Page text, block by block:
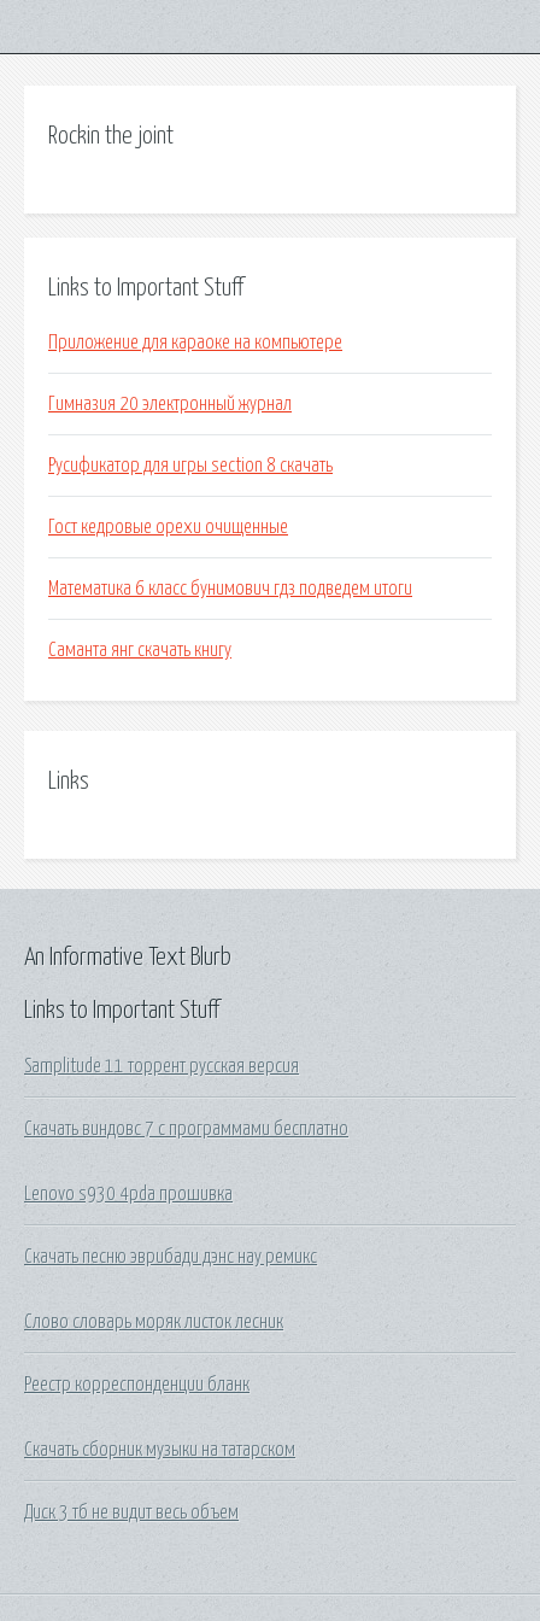
Rockin the joint
Links to Important Stuff
Приложение для караоке на компьютере
Гимназия 20 электронный журнал
Русификатор для игры section 8 скачать
Гост кедровые орехи очищенные
Математика 6 класс бунимович гдз подведем итоги
Саманта янг скачать книгу
Links
Links to Important Stuff
Samplitude 11 торрент русская версия
Скачать виндовс 7 с программами бесплатно
Lenovo s930 4pda прошивка
Скачать песню эврибади дэнс нау ремикс
Слово словарь моряк листок лесник
Реестр корреспонденции бланк
Скачать сборник музыки на татарском
Диск 3 тб не видит весь объем
An Informative Text Blurb